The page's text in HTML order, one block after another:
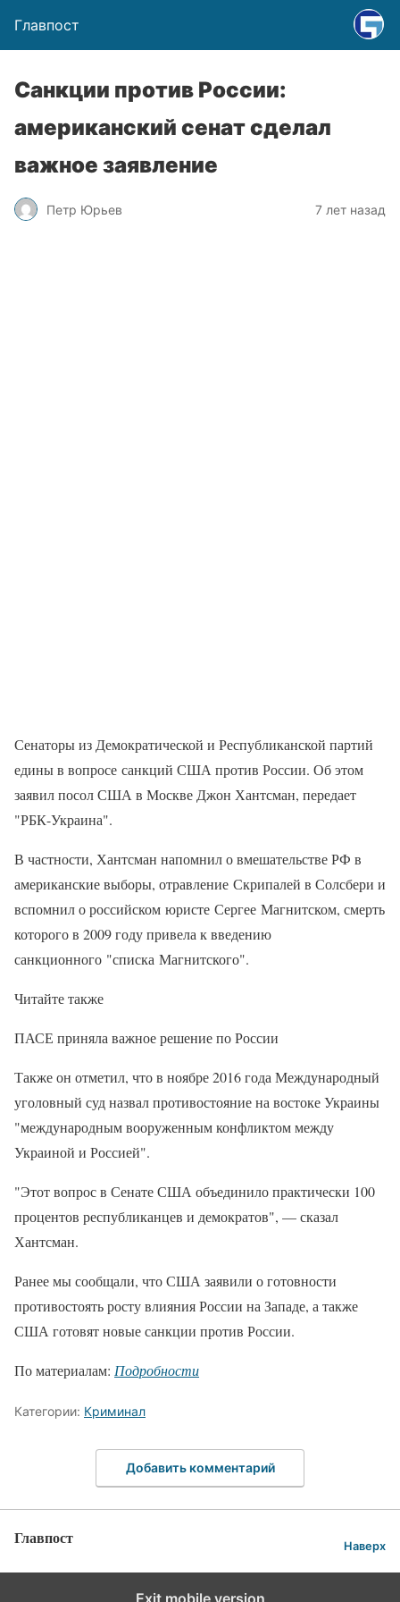
Главпост
Санкции против России:
американский сенат сделал
важное заявление
Петр Юрьев 7 лет назад
Сенаторы из Демократической и Республиканской партий
едины в вопросе санкций США против России. Об этом
заявил посол США в Москве Джон Хантсман, передает
"РБК-Украина".
В частности, Хантсман напомнил о вмешательстве РФ в
американские выборы, отравление Скрипалей в Солсбери и
вспомнил о российском юристе Сергее Магнитском, смерть
которого в 2009 году привела к введению
санкционного "списка Магнитского".
Читайте также
ПАСЕ приняла важное решение по России
Также он отметил, что в ноябре 2016 года Международный
уголовный суд назвал противостояние на востоке Украины
"международным вооруженным конфликтом между
Украиной и Россией".
"Этот вопрос в Сенате США объединило практически 100
процентов республиканцев и демократов", — сказал
Хантсман.
Ранее мы сообщали, что США заявили о готовности
противостоять росту влияния России на Западе, а также
США готовят новые санкции против России.
По материалам: Подробности
Категории: Криминал
Добавить комментарий
Главпост Наверх
Exit mobile version